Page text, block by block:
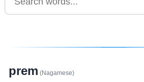
prem (Nagamese)